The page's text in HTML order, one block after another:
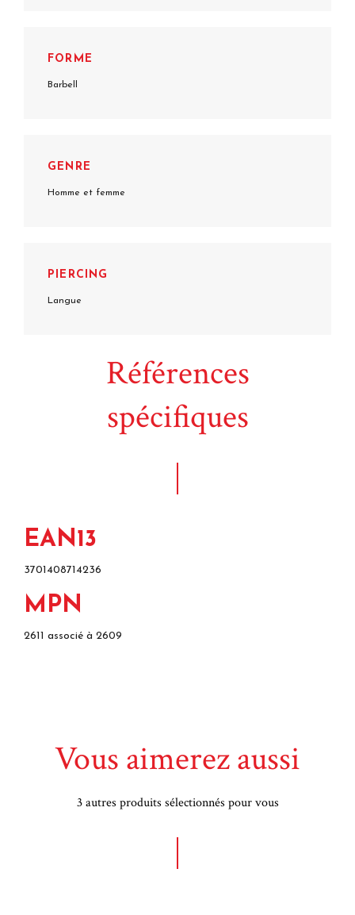
FORME
Barbell
GENRE
Homme et femme
PIERCING
Langue
Références
spécifiques
EAN13
3701408714236
MPN
2611 associé à 2609
Vous aimerez aussi
3 autres produits sélectionnés pour vous